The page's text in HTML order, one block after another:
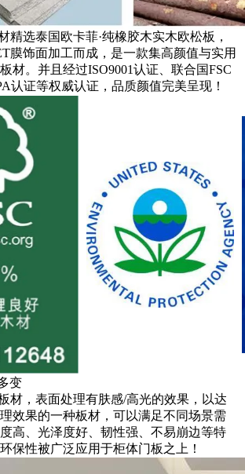
精选泰国欧卡菲·纯橡胶木实木欧松板，
膜饰面加工而成，是一款集高颜值与实用
材。并且经过ISO9001认证、联合国FSC
认证等权威认证，品质颜值完美呈现！
变
材，表面处理有肤感/高光的效果，以达
效果的一种板材，可以满足不同场景需
高、光泽度好、韧性强、不易崩边等特
保性被广泛应用于柜体门板之上！